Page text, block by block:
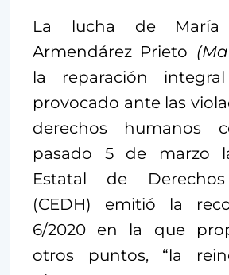
La lucha de María
Armendárez Prieto
la reparación
provocado ante las
derechos humanos
pasado 5 de marzo
Estatal de
(CEDH) emitió la
6/2020 en la que
otros puntos, “la